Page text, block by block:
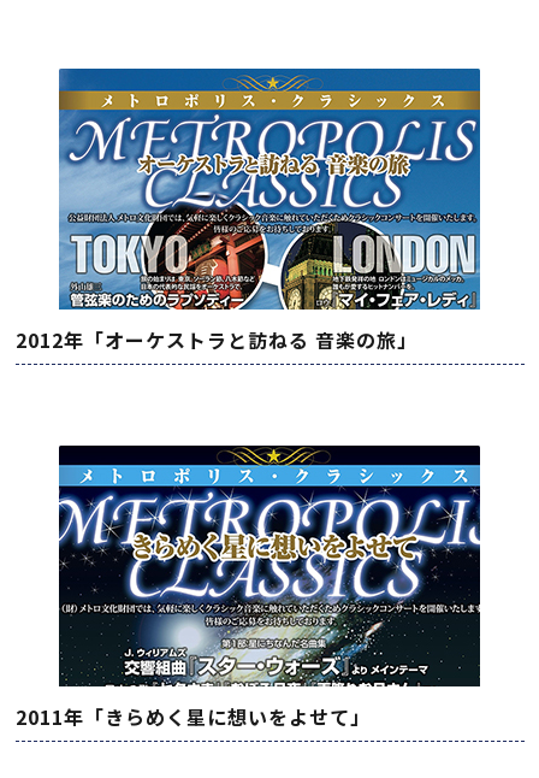
2012年「オーケストラと訪ねる 音楽の旅」
2011年「きらめく星に想いをよせて」